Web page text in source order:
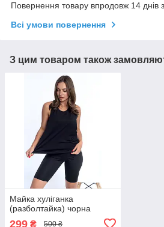
Повернення товару впродовж 14 днів
Всі умови повернення
З цим товаром також
Майка хуліганка
(разболтайка) чорна
299 ₴ 500 ₴